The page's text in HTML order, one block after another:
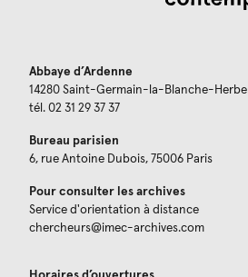
Abbaye d’Ardenne
14280 Saint-Germain-la-Blanche-Herbe
tél. 02 31 29 37 37
Bureau parisien
6, rue Antoine Dubois, 75006 Paris
Pour consulter les archives
Service d'orientation à distance
chercheurs@imec-archives.com